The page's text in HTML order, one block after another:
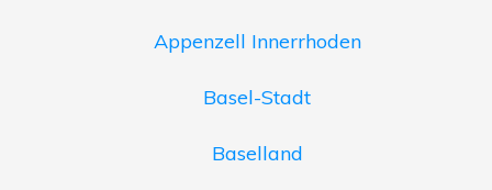
Appenzell Innerrhoden
Basel-Stadt
Baselland